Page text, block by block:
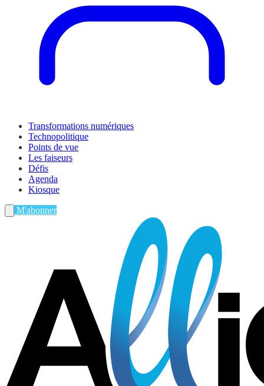
Transformations numériques
Technopolitique
Points de vue
Les faiseurs
Défis
Agenda
Kiosque
M'abonner